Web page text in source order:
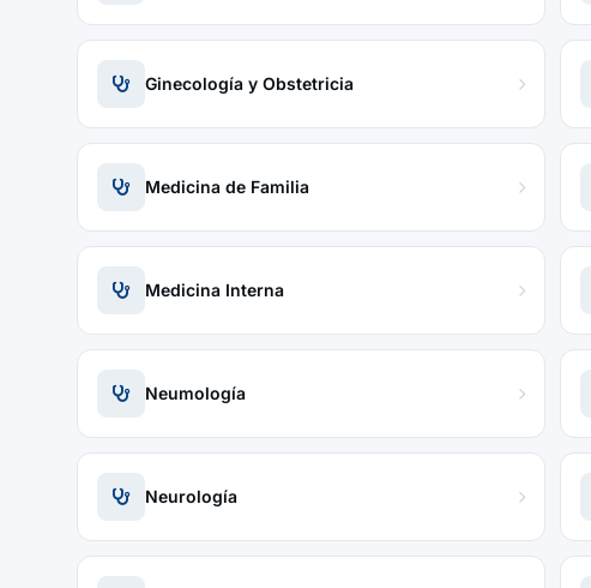
Ginecología y Obstetricia
Medicina de Familia
Medicina Interna
Neumología
Neurología